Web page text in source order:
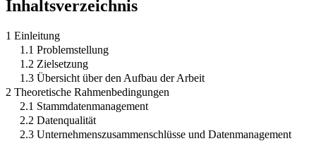
Inhaltsverzeichnis
1 Einleitung
1.1 Problemstellung
1.2 Zielsetzung
1.3 Übersicht über den Aufbau der Arbeit
2 Theoretische Rahmenbedingungen
2.1 Stammdatenmanagement
2.2 Datenqualität
2.3 Unternehmenszusammenschlüsse und Datenmanagement